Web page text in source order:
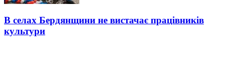
В селах Бердянщини не вистачає працівників
культури